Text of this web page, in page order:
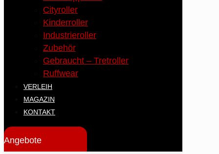
Cityroller
Kinderroller
Industrieroller
Zubehör
Gebraucht – Tretroller
Ruffwear
VERLEIH
MAGAZIN
KONTAKT
Angebote